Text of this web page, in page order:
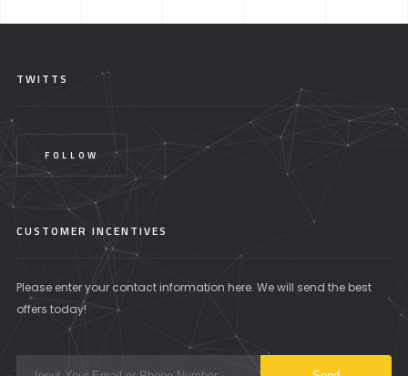
TWITTS
FOLLOW
CUSTOMER INCENTIVES
Please enter your contact information here. We will send the best
offers today!